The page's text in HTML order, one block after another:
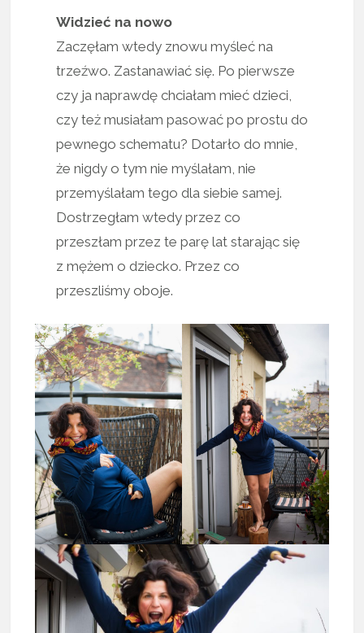
Widzieć na nowo
Zaczęłam wtedy znowu myśleć na
trzeźwo. Zastanawiać się. Po pierwsze
czy ja naprawdę chciałam mieć dzieci,
czy też musiałam pasować po prostu do
pewnego schematu? Dotarło do mnie,
że nigdy o tym nie myślałam, nie
przemyślałam tego dla siebie samej.
Dostrzegłam wtedy przez co
przeszłam przez te parę lat starając się
z mężem o dziecko. Przez co
przeszliśmy oboje.